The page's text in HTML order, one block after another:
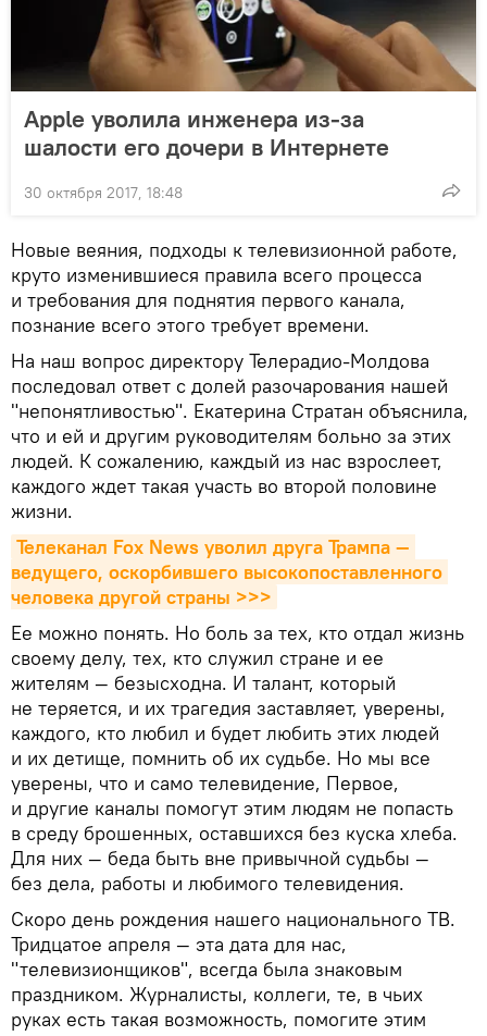
Apple уволила инженера из-за
шалости его дочери в Интернете
30 октября 2017, 18:48
Новые веяния, подходы к телевизионной работе,
круто изменившиеся правила всего процесса
и требования для поднятия первого канала,
познание всего этого требует времени.
На наш вопрос директору Телерадио-Молдова
последовал ответ с долей разочарования нашей
"непонятливостью". Екатерина Стратан объяснила,
что и ей и другим руководителям больно за этих
людей. К сожалению, каждый из нас взрослеет,
каждого ждет такая участь во второй половине
жизни.
Телеканал Fox News уволил друга Трампа —
ведущего, оскорбившего высокопоставленного
человека другой страны >>>
Ее можно понять. Но боль за тех, кто отдал жизнь
своему делу, тех, кто служил стране и ее
жителям — безысходна. И талант, который
не теряется, и их трагедия заставляет, уверены,
каждого, кто любил и будет любить этих людей
и их детище, помнить об их судьбе. Но мы все
уверены, что и само телевидение, Первое,
и другие каналы помогут этим людям не попасть
в среду брошенных, оставшихся без куска хлеба.
Для них — беда быть вне привычной судьбы —
без дела, работы и любимого телевидения.
Скоро день рождения нашего национального ТВ.
Тридцатое апреля — эта дата для нас,
"телевизионщиков", всегда была знаковым
праздником. Журналисты, коллеги, те, в чьих
руках есть такая возможность, помогите этим